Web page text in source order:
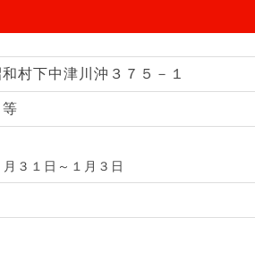
村下中津川沖３７５－１
３１日～１月３日